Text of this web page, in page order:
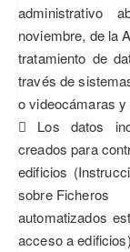
administrativo
noviembre, de la
tratamiento de
través de
o videocámaras
 Los datos
creados para
edificios
sobre Ficheros
automatizados
acceso a